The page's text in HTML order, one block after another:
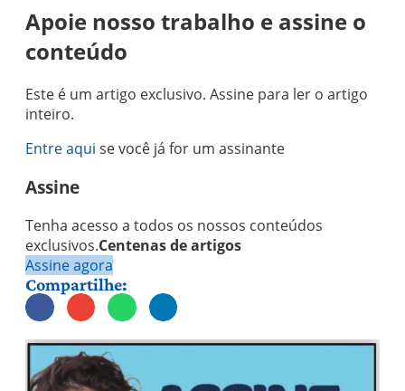
Apoie nosso trabalho e assine o
conteúdo
Este é um artigo exclusivo. Assine para ler o artigo
inteiro.
Entre aqui se você já for um assinante
Assine
Tenha acesso a todos os nossos conteúdos
exclusivos.Centenas de artigos
Assine agora
Compartilhe: